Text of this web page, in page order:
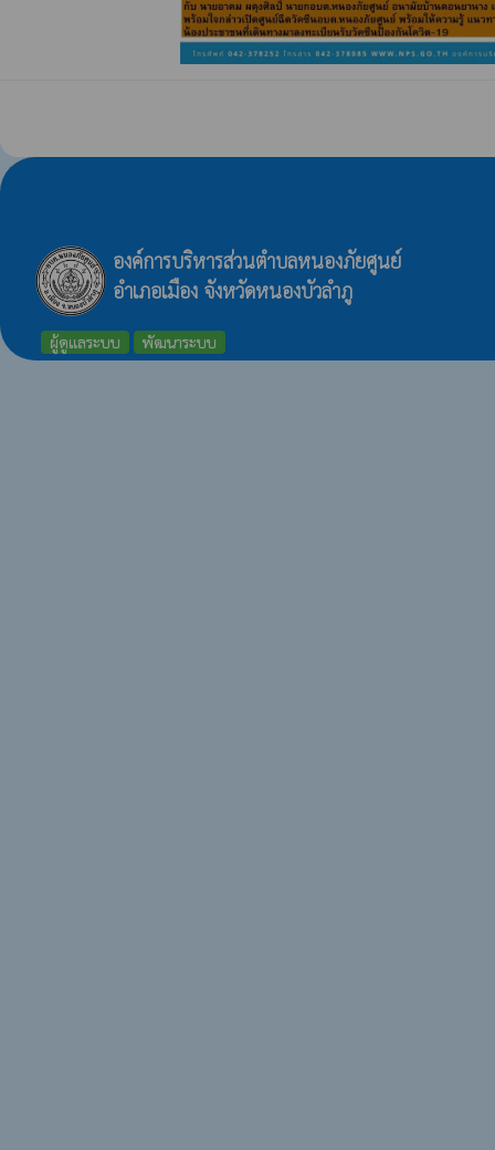
องค์การบริหารส่วนตำบลหนองภัยศูนย์
อำเภอเมือง จังหวัดหนองบัวลำภู
ผู้ดูแลระบบ พัฒนาระบบ